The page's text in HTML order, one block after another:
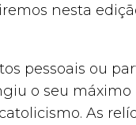
nesta
pessoais ou
o seu
As